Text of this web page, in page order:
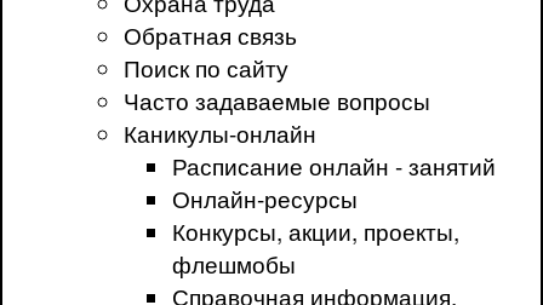
Обратная связь
Поиск по сайту
Часто задаваемые вопросы
Каникулы-онлайн
Расписание онлайн - занятий
Онлайн-ресурсы
Конкурсы, акции, проекты,
флешмобы
Справочная информация.